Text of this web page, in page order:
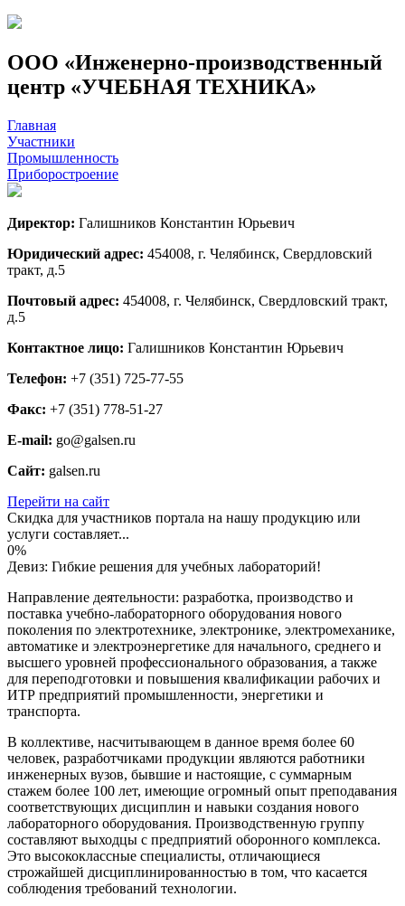
ООО «Инженерно-производственный
центр «УЧЕБНАЯ ТЕХНИКА»
Главная
Участники
Промышленность
Приборостроение
Директор: Галишников Константин Юрьевич
Юридический адрес: 454008, г. Челябинск, Свердловский
тракт, д.5
Почтовый адрес: 454008, г. Челябинск, Свердловский тракт,
д.5
Контактное лицо: Галишников Константин Юрьевич
Телефон: +7 (351) 725-77-55
Факс: +7 (351) 778-51-27
E-mail: go@galsen.ru
Сайт: galsen.ru
Перейти на сайт
Скидка для участников портала на нашу продукцию или
услуги составляет...
0%
Девиз: Гибкие решения для учебных лабораторий!
Направление деятельности: разработка, производство и
поставка учебно-лабораторного оборудования нового
поколения по электротехнике, электронике, электромеханике,
автоматике и электроэнергетике для начального, среднего и
высшего уровней профессионального образования, а также
для переподготовки и повышения квалификации рабочих и
ИТР предприятий промышленности, энергетики и
транспорта.
В коллективе, насчитывающем в данное время более 60
человек, разработчиками продукции являются работники
инженерных вузов, бывшие и настоящие, с суммарным
стажем более 100 лет, имеющие огромный опыт преподавания
соответствующих дисциплин и навыки создания нового
лабораторного оборудования. Производственную группу
составляют выходцы с предприятий оборонного комплекса.
Это высококлассные специалисты, отличающиеся
строжайшей дисциплинированностью в том, что касается
соблюдения требований технологии.